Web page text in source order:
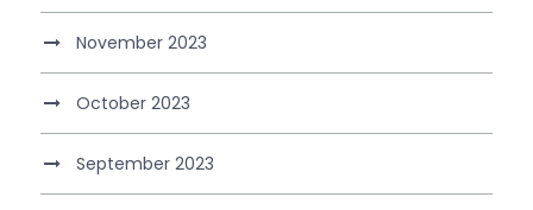
November 2023
October 2023
September 2023